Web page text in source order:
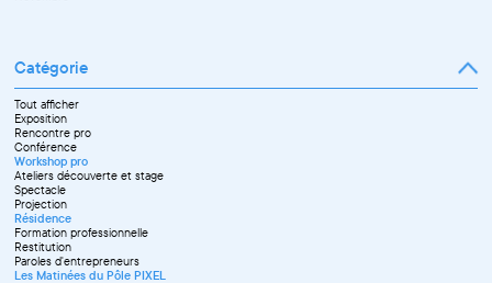
Catégorie
Tout afficher
Exposition
Rencontre pro
Conférence
Workshop pro
Ateliers découverte et stage
Spectacle
Projection
Résidence
Formation professionnelle
Restitution
Paroles d'entrepreneurs
Les Matinées du Pôle PIXEL